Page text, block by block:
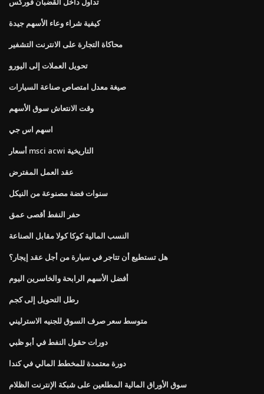
كيفية شراء وعاء الأسهم جيدة
محاكاة التجارة على الانترنت التشفير
تحويل العملات إلى اليورو
صيغة معدل امتصاص صناعة السيارات
وقت الانتعاش سوق الأسهم
اسهم اس جي
أسعار msci acwi التاريخية
عقد العمل المفترض
سنوات فضة مصنوعة من النيكل
حفر النفط أقصى عمق
النسب المالية كوكا كولا مقابل الصناعة
هل تستطيع أن تتاجر في سيارة من أجل عقد إيجار؟
أفضل الأسهم الرابحة والخاسرين اليوم
رطل التحويل إلى كجم
متوسط ​​سعر صرف السوق للجنيه الاسترليني
دورات حقول النفط في أبو ظبي
دورة معتمدة للمخطط المالي في كندا
سوق الأوراق المالية المطلعين على شبكة الإنترنت الظلام